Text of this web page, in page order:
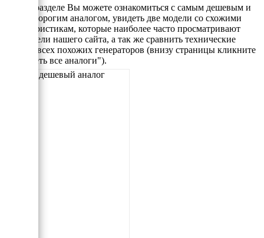
В этом разделе Вы можете ознакомиться с самым дешевым и
самым дорогим аналогом, увидеть две модели со схожими
характеристикам, которые наиболее часто просматривают
посетители нашего сайта, а так же сравнить технические
данные всех похожих генераторов (внизу страницы кликните
"Смотреть все аналоги").
Самый дешевый аналог